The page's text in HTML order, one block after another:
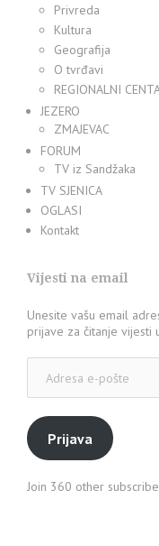
Privreda
Kultura
Geografija
O tvrđavi
REGIONALNI
JEZERO
ZMAJEVAC
FORUM
TV iz Sandžaka
TV SJENICA
OGLASI
Kontakt
Vijesti na email
Unesite vašu email
prijave za čitanje vijesti
pošte
Prijava
Join 360 other